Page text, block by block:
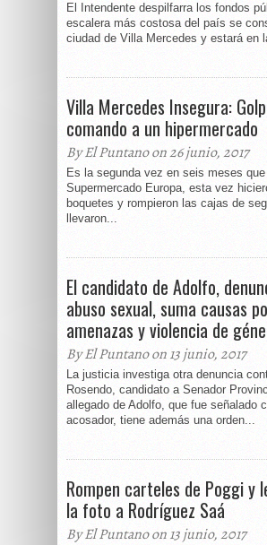
El Intendente despilfarra los fondos
escalera más costosa del país se
ciudad de Villa Mercedes y estará en
Villa Mercedes Insegura:
comando a un hipermercado
By El Puntano on 26 junio, 2017
Es la segunda vez en seis meses que
Supermercado Europa, esta vez
boquetes y rompieron las cajas de
llevaron...
El candidato de Adolfo,
abuso sexual, suma causas
amenazas y violencia de
By El Puntano on 13 junio, 2017
La justicia investiga otra denuncia
Rosendo, candidato a Senador
allegado de Adolfo, que fue señalado
acosador, tiene además una orden...
Rompen carteles de Poggi y
la foto a Rodríguez Saá
By El Puntano on 13 junio, 2017